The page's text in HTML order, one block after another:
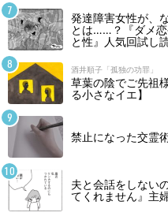
発達障害女性が、
とは……？『ダメ
と性』人気回試し
酒井順子「孤独の功罪」
草葉の陰でご先祖
る小さなイエ】
禁止になった交霊
夫と会話をしない
てくれません』主